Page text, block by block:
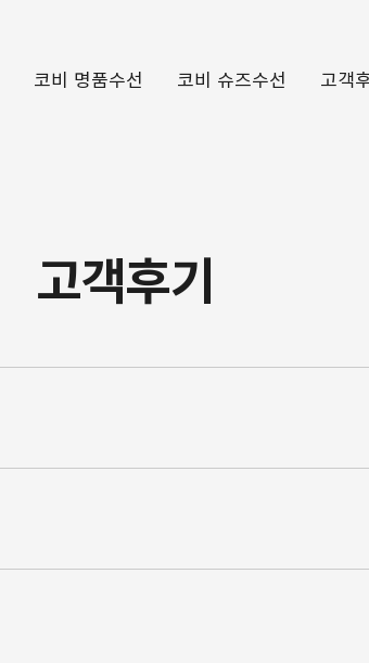
코비 명품수선 코비 슈즈수선 고객
​고객후기